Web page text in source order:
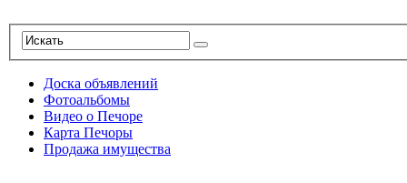
Доска объявлений
Фотоальбомы
Видео о Печоре
Карта Печоры
Продажа имущества